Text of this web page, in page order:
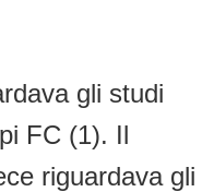
gli studi
FC (1). Il
riguardava gli